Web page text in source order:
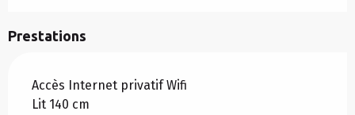
Prestations
Accès Internet privatif Wifi
Lit 140 cm